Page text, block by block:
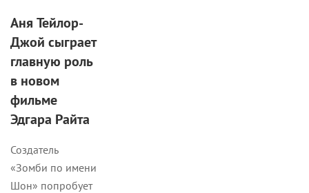
Аня Тейлор-
Джой сыграет
главную роль
в новом
фильме
Эдгара Райта
Создатель
«Зомби по имени
Шон» попробует